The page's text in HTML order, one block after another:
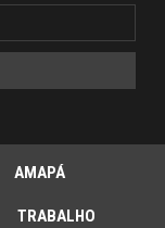
AMAPÁ
TRABALHO